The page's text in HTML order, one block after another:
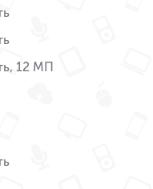
12 МП